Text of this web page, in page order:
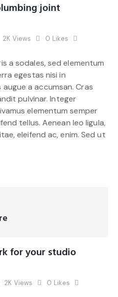
joint
2K Views 0 Likes
a sodales, sed elementum
egestas nisi in
a accumsan. Cras
pulvinar. Integer
elementum semper
tellus. Aenean leo ligula,
eleifend ac, enim. Sed ut
for your studio
2K Views 0 Likes